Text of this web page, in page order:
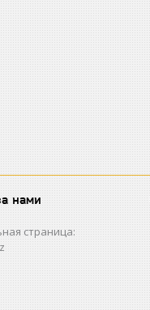
нами
страница: